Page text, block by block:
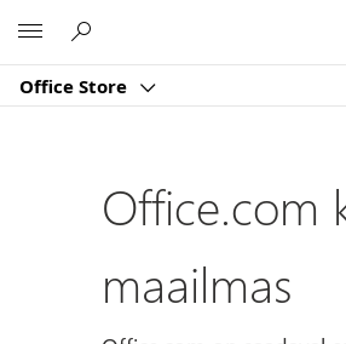
Office Store
Office.com
maailmas